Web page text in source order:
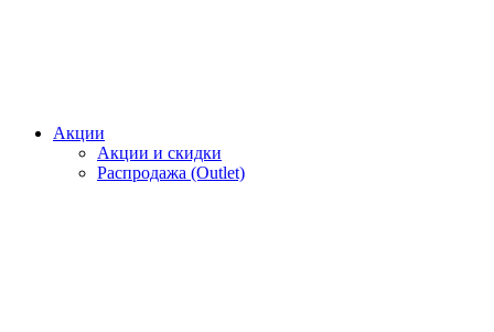
Акции
Акции и скидки
Распродажа (Outlet)